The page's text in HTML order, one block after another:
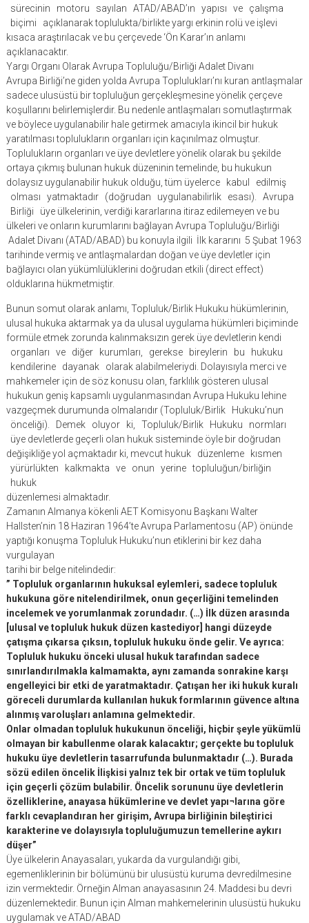
sürecinin motoru sayılan ATAD/ABAD’ın yapısı ve çalışma
biçimi açıklanarak toplulukta/birlikte yargı erkinin rolü ve işlevi
kısaca araştırılacak ve bu çerçevede ‘Ön Karar’ın anlamı
açıklanacaktır.
Yargı Organı Olarak Avrupa Topluluğu/Birliği Adalet Divanı
Avrupa Birliği’ne giden yolda Avrupa Toplulukları’nı kuran antlaşmalar
sadece ulusüstü bir topluluğun gerçekleşmesine yönelik çerçeve
koşullarını belirlemişlerdir. Bu nedenle antlaşmaları somutlaştırmak
ve böylece uygulanabilir hale getirmek amacıyla ikincil bir hukuk
yaratılması toplulukların organları için kaçınılmaz olmuştur.
Toplulukların organları ve üye devletlere yönelik olarak bu şekilde
ortaya çıkmış bulunan hukuk düzeninin temelinde, bu hukukun
dolaysız uygulanabilir hukuk olduğu, tüm üyelerce kabul edilmiş
olması yatmaktadır (doğrudan uygulanabilirlik esası). Avrupa
Birliği üye ülkelerinin, verdiği kararlarına itiraz edilemeyen ve bu
ülkeleri ve onların kurumlarını bağlayan Avrupa Topluluğu/Birliği
Adalet Divanı (ATAD/ABAD) bu konuyla ilgili İlk kararını 5 Şubat 1963
tarihinde vermiş ve antlaşmalardan doğan ve üye devletler için
bağlayıcı olan yükümlülüklerini doğrudan etkili (direct effect)
olduklarına hükmetmiştir.
Bunun somut olarak anlamı, Topluluk/Birlik Hukuku hükümlerinin,
ulusal hukuka aktarmak ya da ulusal uygulama hükümleri biçiminde
formüle etmek zorunda kalınmaksızın gerek üye devletlerin kendi
organları ve diğer kurumları, gerekse bireylerin bu hukuku
kendilerine dayanak olarak alabilmeleriydi. Dolayısıyla merci ve
mahkemeler için de söz konusu olan, farklılık gösteren ulusal
hukukun geniş kapsamlı uygulanmasından Avrupa Hukuku lehine
vazgeçmek durumunda olmalarıdır (Topluluk/Birlik Hukuku’nun
önceliği). Demek oluyor ki, Topluluk/Birlik Hukuku normları
üye devletlerde geçerli olan hukuk sisteminde öyle bir doğrudan
değişikliğe yol açmaktadır ki, mevcut hukuk düzenleme kısmen
yürürlükten kalkmakta ve onun yerine topluluğun/birliğin
hukuk
düzenlemesi almaktadır.
Zamanın Almanya kökenli AET Komisyonu Başkanı Walter
Hallsten’nin 18 Haziran 1964’te Avrupa Parlamentosu (AP) önünde
yaptığı konuşma Topluluk Hukuku’nun etiklerini bir kez daha
vurgulayan
tarihi bir belge nitelindedir:
” Topluluk organlarının hukuksal eylemleri, sadece topluluk
hukukuna göre nitelendirilmek, onun geçerliğini temelinden
incelemek ve yorumlanmak zorundadır. (…) İlk düzen arasında
[ulusal ve topluluk hukuk düzen kastediyor] hangi düzeyde
çatışma çıkarsa çıksın, topluluk hukuku önde gelir. Ve ayrıca:
Topluluk hukuku önceki ulusal hukuk tarafından sadece
sınırlandırılmakla kalmamakta, aynı zamanda sonrakine karşı
engelleyici bir etki de yaratmaktadır. Çatışan her iki hukuk kuralı
göreceli durumlarda kullanılan hukuk formlarının güvence altına
alınmış varoluşları anlamına gelmektedir.
Onlar olmadan topluluk hukukunun önceliği, hiçbir şeyle yükümlü
olmayan bir kabullenme olarak kalacaktır; gerçekte bu topluluk
hukuku üye devletlerin tasarrufunda bulunmaktadır (…). Burada
sözü edilen öncelik İlişkisi yalnız tek bir ortak ve tüm topluluk
için geçerli çözüm bulabilir. Öncelik sorununu üye devletlerin
özelliklerine, anayasa hükümlerine ve devlet yapı¬larına göre
farklı cevaplandıran her girişim, Avrupa birliğinin bileştirici
karakterine ve dolayısıyla topluluğumuzun temellerine aykırı
düşer”
Üye ülkelerin Anayasaları, yukarda da vurgulandığı gibi,
egemenliklerinin bir bölümünü bir ulusüstü kuruma devredilmesine
izin vermektedir. Örneğin Alman anayasasının 24. Maddesi bu devri
düzenlemektedir. Bunun için Alman mahkemelerinin ulusüstü hukuku
uygulamak ve ATAD/ABAD